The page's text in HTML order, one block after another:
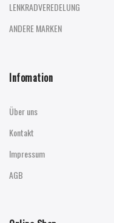
LENKRADVEREDELUNG
ANDERE MARKEN
Infomation
Über uns
Kontakt
Impressum
AGB